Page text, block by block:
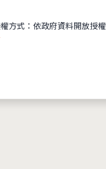
方式：依政府資料開放授